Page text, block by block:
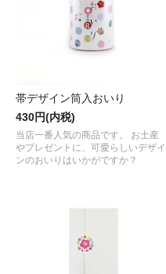
帯デザイン筒入おいり
430円(内税)
当店一番人気の商品です。 お土産
やプレゼントに、可愛らしいデザイ
ンのおいりはいかがですか？